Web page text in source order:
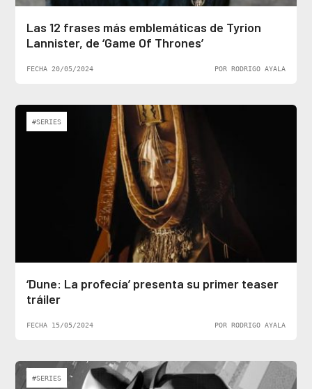
Las 12 frases más emblemáticas de Tyrion
Lannister, de ‘Game Of Thrones’
FECHA 20/05/2024 POR RODRIGO AYALA
#SERIES
‘Dune: La profecía’ presenta su primer teaser
tráiler
FECHA 15/05/2024 POR RODRIGO AYALA
#SERIES